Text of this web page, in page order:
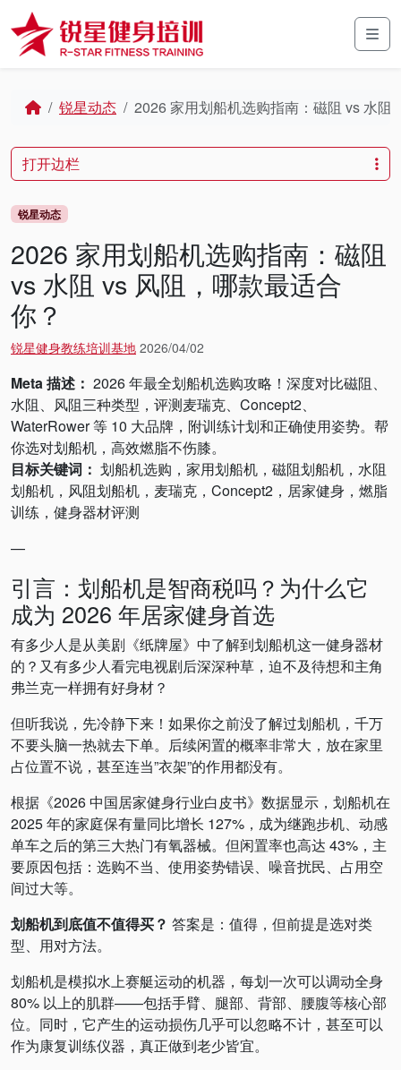
Skip to content
Skip to footer
Home锐星动态 2026 家用划船机选购指南：磁阻 vs 水阻
锐星动态
2026 家用划船机选购指南：磁阻
vs 水阻 vs 风阻，哪款最适合
你？
锐星健身教练培训基地 2026/04/02
Meta 描述： 2026 年最全划船机选购攻略！深度对比磁阻、
水阻、风阻三种类型，评测麦瑞克、Concept2、
WaterRower 等 10 大品牌，附训练计划和正确使用姿势。帮
你选对划船机，高效燃脂不伤膝。
目标关键词： 划船机选购，家用划船机，磁阻划船机，水阻
划船机，风阻划船机，麦瑞克，Concept2，居家健身，燃脂
训练，健身器材评测
—
引言：划船机是智商税吗？为什么它
成为 2026 年居家健身首选
有多少人是从美剧《纸牌屋》中了解到划船机这一健身器材
的？又有多少人看完电视剧后深深种草，迫不及待想和主角
弗兰克一样拥有好身材？
但听我说，先冷静下来！如果你之前没了解过划船机，千万
不要头脑一热就去下单。后续闲置的概率非常大，放在家里
占位置不说，甚至连当”衣架”的作用都没有。
根据《2026 中国居家健身行业白皮书》数据显示，划船机在
2025 年的家庭保有量同比增长 127%，成为继跑步机、动感
单车之后的第三大热门有氧器械。但闲置率也高达 43%，主
要原因包括：选购不当、使用姿势错误、噪音扰民、占用空
间过大等。
划船机到底值不值得买？ 答案是：值得，但前提是选对类
型、用对方法。
划船机是模拟水上赛艇运动的机器，每划一次可以调动全身
80% 以上的肌群——包括手臂、腿部、背部、腰腹等核心部
位。同时，它产生的运动损伤几乎可以忽略不计，甚至可以
作为康复训练仪器，真正做到老少皆宜。
打开边栏